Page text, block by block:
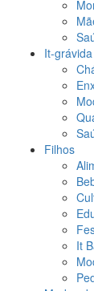
It-grávida
Filhos
It